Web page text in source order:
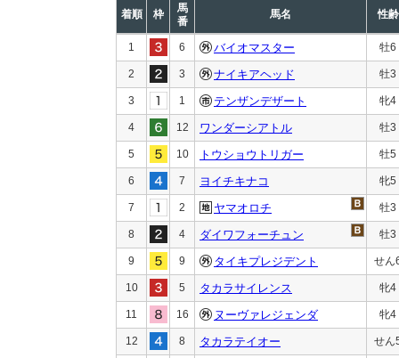
着順 枠
馬
番
馬名 性齢
1 6 バイオマスター 牡6
2 3 ナイキアヘッド 牡3
3 1 テンザンデザート 牝4
4 12 ワンダーシアトル 牡3
5 10 トウショウトリガー 牡5
6 7 ヨイチキナコ 牝5
7 2 ヤマオロチ 牡3
8 4 ダイワフォーチュン 牡3
9 9 タイキプレジデント せん
10 5 タカラサイレンス 牝4
11 16 ヌーヴァレジェンダ 牝4
12 8 タカラテイオー せん